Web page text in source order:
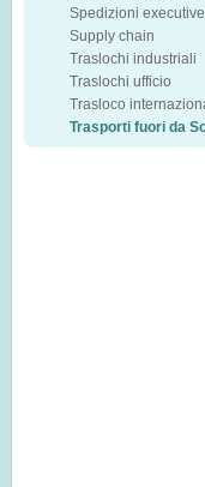
Spedizioni executive
Supply chain
Traslochi industriali
Traslochi ufficio
Trasloco
Trasporti fuori da